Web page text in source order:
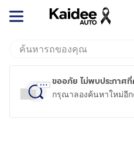
ขออภัย ไม่พบประกาศ
กรุณาลองค้นหาใหม่อีก